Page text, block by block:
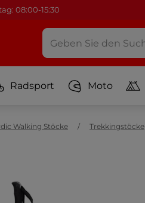
08:00-15:30
Radsport Moto
Walking Stöcke Trekkingstöcke